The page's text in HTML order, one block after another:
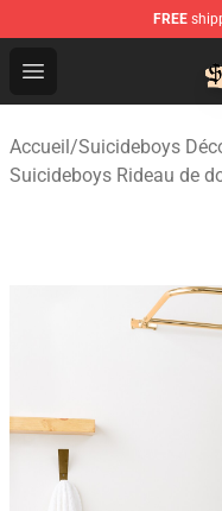
FREE
Open menu
$uicideboy$ Shop
Accueil/Suicideboys
Suicideboys Rideau de